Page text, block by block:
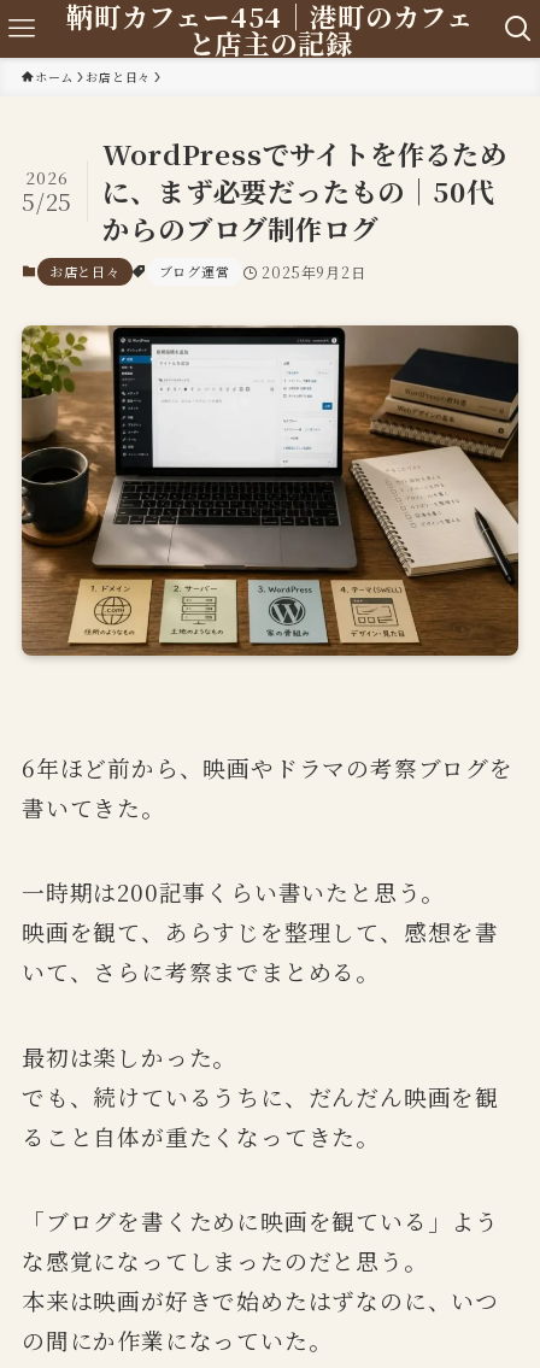
鞆町カフェー454｜港町のカフェ
と店主の記録
ホーム お店と日々
WordPressでサイトを作るため
に、まず必要だったもの｜50代
からのブログ制作ログ
2026
5/25
お店と日々 ブログ運営 2025年9月2日
6年ほど前から、映画やドラマの考察ブログを
書いてきた。
一時期は200記事くらい書いたと思う。
映画を観て、あらすじを整理して、感想を書
いて、さらに考察までまとめる。
最初は楽しかった。
でも、続けているうちに、だんだん映画を観
ること自体が重たくなってきた。
「ブログを書くために映画を観ている」よう
な感覚になってしまったのだと思う。
本来は映画が好きで始めたはずなのに、いつ
の間にか作業になっていた。